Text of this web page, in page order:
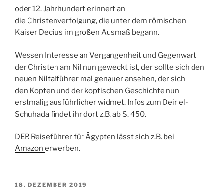
oder 12. Jahrhundert erinnert an
die Christenverfolgung, die unter dem römischen
Kaiser Decius im großen Ausmaß begann.
Wessen Interesse an Vergangenheit und Gegenwart
der Christen am Nil nun geweckt ist, der sollte sich den
neuen Niltalführer mal genauer ansehen, der sich
den Kopten und der koptischen Geschichte nun
erstmalig ausführlicher widmet. Infos zum Deir el-
Schuhada findet ihr dort z.B. ab S. 450.
DER Reiseführer für Ägypten lässt sich z.B. bei
Amazon erwerben.
VERÖFFENTLICHT
18. DEZEMBER 2019